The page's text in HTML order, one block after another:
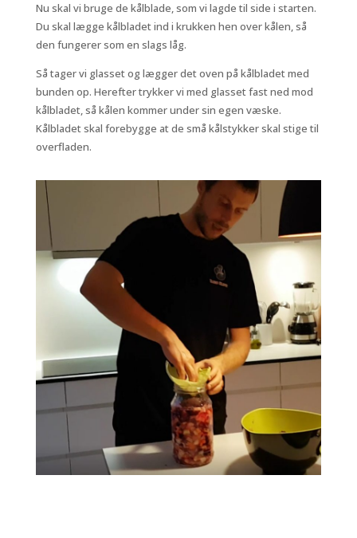
Nu skal vi bruge de kålblade, som vi lagde til side i starten.
Du skal lægge kålbladet ind i krukken hen over kålen, så
den fungerer som en slags låg.
Så tager vi glasset og lægger det oven på kålbladet med
bunden op. Herefter trykker vi med glasset fast ned mod
kålbladet, så kålen kommer under sin egen væske.
Kålbladet skal forebygge at de små kålstykker skal stige til
overfladen.